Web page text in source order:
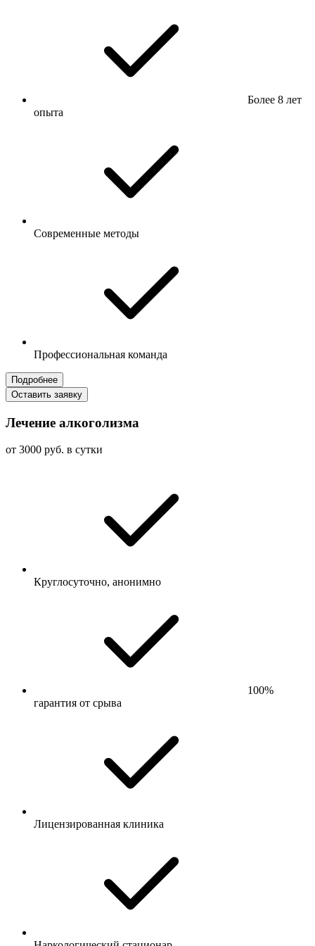
Более 8 лет
опыта
Современные методы
Профессиональная команда
Подробнее
Оставить заявку
Лечение алкоголизма
от 3000 руб. в сутки
Круглосуточно, анонимно
100%
гарантия от срыва
Лицензированная клиника